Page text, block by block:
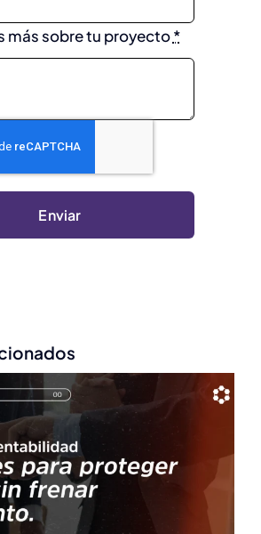
más sobre tu proyecto*
Enviar